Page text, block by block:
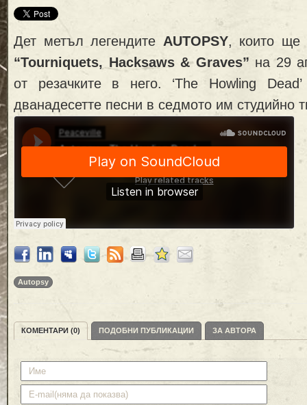
Дет метъл легендите AUTOPSY, които ще
“Tourniquets, Hacksaws & Graves” на 29
от резачките в него. ‘The Howling
дванадесетте песни в седмото им студийно
Autopsy
КОМЕНТАРИ (0) ПОДОБНИ ПУБЛИКАЦИИ ЗА АВТОРА